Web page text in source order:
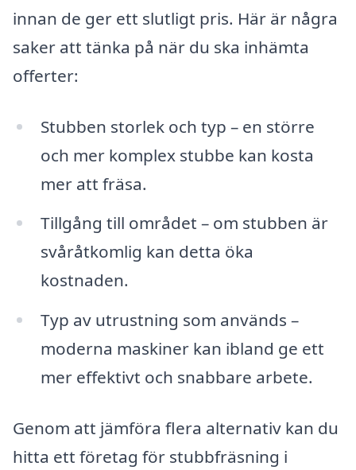
innan de ger ett slutligt pris. Här är några
saker att tänka på när du ska inhämta
offerter:
Stubben storlek och typ – en större
och mer komplex stubbe kan kosta
mer att fräsa.
Tillgång till området – om stubben är
svåråtkomlig kan detta öka
kostnaden.
Typ av utrustning som används –
moderna maskiner kan ibland ge ett
mer effektivt och snabbare arbete.
Genom att jämföra flera alternativ kan du
hitta ett företag för stubbfräsning i